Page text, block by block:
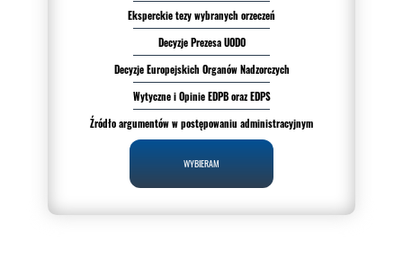
Eksperckie tezy wybranych orzeczeń
Decyzje Prezesa UODO
Decyzje Europejskich Organów Nadzorczych
Wytyczne i Opinie EDPB oraz EDPS
Źródło argumentów w postępowaniu administracyjnym
WYBIERAM